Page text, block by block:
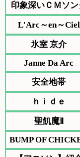
印象深いＣＭソン
L'Arc～en～Ciel
氷室 京介
Janne Da Arc
安全地帯
ｈｉｄｅ
聖飢魔Ⅱ
BUMP OF